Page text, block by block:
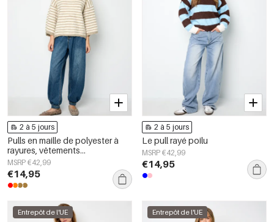
2 à 5 jours
Pulls en maille de polyester à
rayures, vêtements
décontractés automne/hiver
MSRP €42,99
€14,95
2 à 5 jours
Le pull rayé poilu
MSRP €42,99
€14,95
Entrepôt de l'UE Entrepôt de l'UE